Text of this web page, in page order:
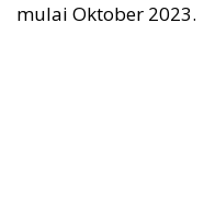
mulai Oktober 2023.